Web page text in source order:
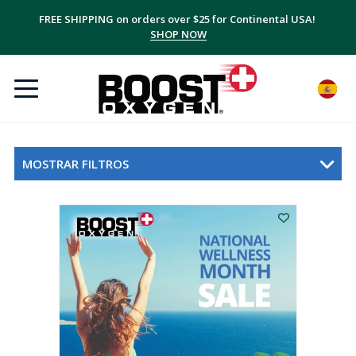
FREE SHIPPING on orders over $25 for Continental USA!
SHOP NOW
MOSTRAR FILTROS